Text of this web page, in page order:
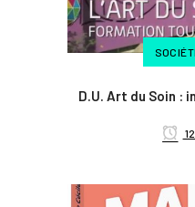
D.U. Art du Soin :